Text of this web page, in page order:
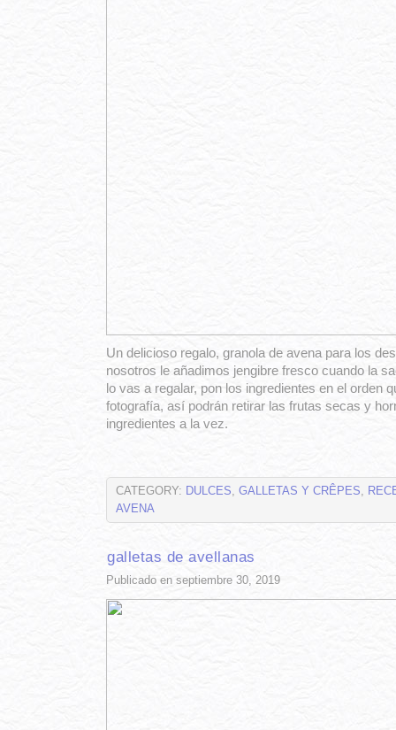
Un delicioso regalo, granola de avena para los
nosotros le añadimos jengibre fresco cuando la
lo vas a regalar, pon los ingredientes en el orden
fotografía, así podrán retirar las frutas secas y
ingredientes a la vez.
CATEGORY: DULCES, GALLETAS Y CRÊPES,
AVENA
galletas de avellanas
Publicado en septiembre 30, 2019